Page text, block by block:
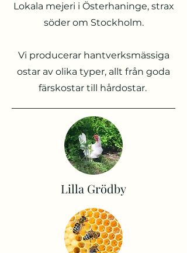
Lokala mejeri i Österhaninge, strax
söder om Stockholm.
Vi producerar hantverksmässiga
ostar av olika typer, allt från goda
färskostar till hårdostar.
Lilla Grödby